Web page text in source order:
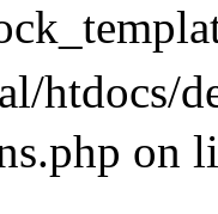
htdocs/
on